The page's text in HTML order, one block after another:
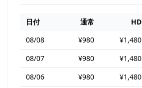
日付 通常 HD
08/08
¥980 ¥1,480
08/07
¥980 ¥1,480
08/06
¥980 ¥1,480